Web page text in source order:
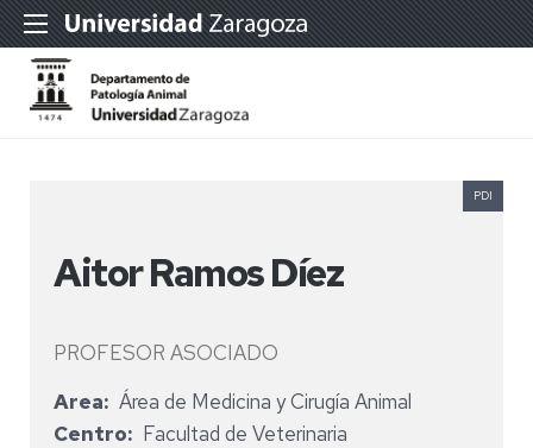
Aitor Ramos Díez
PROFESOR ASOCIADO
PDI
Area
Área de Medicina y Cirugía Animal
Centro
Facultad de Veterinaria